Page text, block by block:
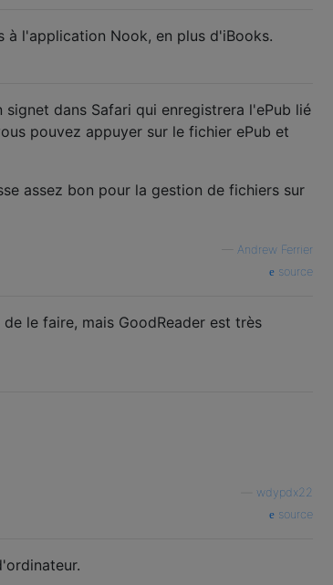
l'application Nook, en plus d'iBooks.
dans Safari qui enregistrera l'ePub lié
pouvez appuyer sur le fichier ePub et
assez bon pour la gestion de fichiers sur
Andrew Ferrier
source
le faire, mais GoodReader est très
wdypdx22
source